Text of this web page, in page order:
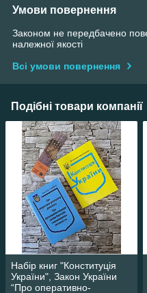
Умови повернення
Законом не передбачено
належної якості
Всі умови повернення
Подібні товари компанії
Набір книг "Конституція
України", Закон України
“Про оперативно-